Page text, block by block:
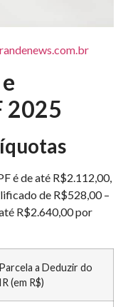
2025
é de até R$2.112,00,
de R$528,00 –
R$2.640,00 por
Parcela a Deduzir do
IR (em R$)